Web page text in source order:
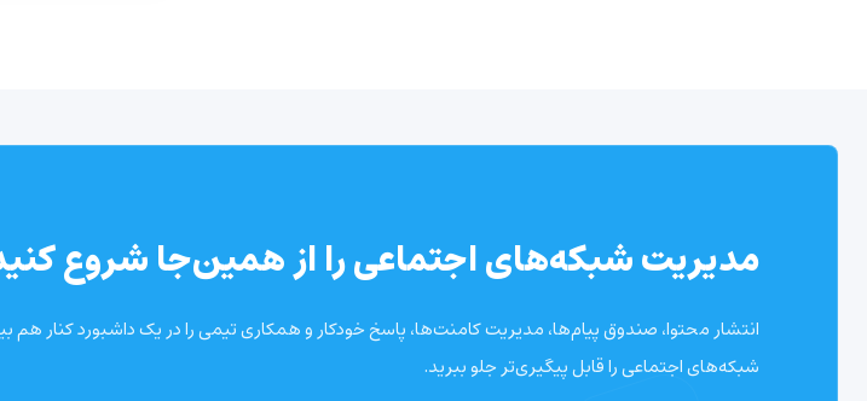
مدیریت شبکه‌های اجتماعی را از همین‌جا شروع
انتشار محتوا، صندوق پیام‌ها، مدیریت کامنت‌ها، پاسخ خودکار و همکاری تیمی را در یک داشبورد کنار هم
شبکه‌های اجتماعی را قابل پیگیری‌تر جلو ببرید.